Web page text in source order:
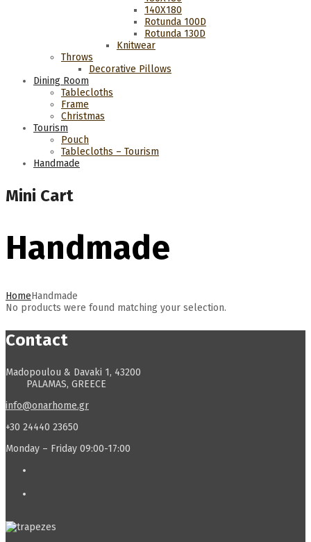
140Χ180
Rotunda 100D
Rotunda 130D
Knitwear
Throws
Decorative Pillows
Dining Room
Tablecloths
Frame
Christmas
Tourism
Pouch
Tablecloths – Tourism
Handmade
Mini Cart
Handmade
HomeHandmade
No products were found matching your selection.
Contact
Madopoulou & Davaki 1, 43200
PALAMAS, GREECE
info@onarhome.gr
+30 24440 23650
Monday – Friday 09:00-17:00